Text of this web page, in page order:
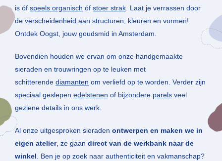
is óf speels organisch óf stoer strak. Laat je verrassen door
de verscheidenheid aan structuren, kleuren en vormen!
Ontdek Oogst, jouw goudsmid in Amsterdam.
Bovendien houden we ervan om onze handgemaakte
sieraden en trouwringen op te leuken met
schitterende diamanten om verliefd op te worden. Verder zijn
speciaal geslepen edelstenen of bijzondere parels veel
geziene details in ons werk.
Al onze uitgesproken sieraden ontwerpen en maken we in
eigen atelier, ze gaan direct van de werkbank naar de
winkel. Ben je op zoek naar authenticiteit en vakmanschap?